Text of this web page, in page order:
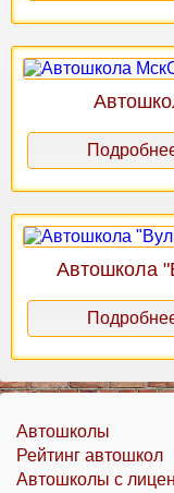
Автошкола
Автошколы
Рейтинг автошкол
Автошколы с